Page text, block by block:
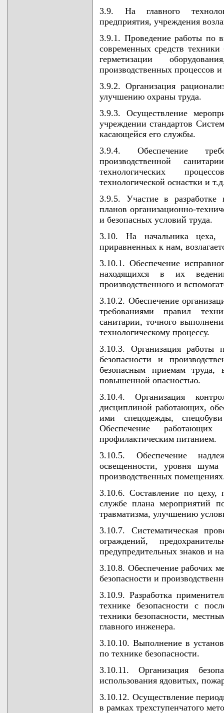
3.9. На главного
предприятия, учреждения
3.9.1. Проведение работы по
современных средств техники
герметизации
производственных процессов
3.9.2. Организация
улучшению охраны труда.
3.9.3. Осуществление
учреждении стандартов
касающейся его службы.
3.9.4. Обеспечение
производственной
технологических
технологической оснастки и
3.9.5. Участие в разработке
планов организационно-
и безопасных условий труда.
3.10. На начальника цеха,
приравненных к нам,
3.10.1. Обеспечение
находящихся в их
производственного и
3.10.2. Обеспечение
требованиями правил
санитарии, точного
технологическому процессу.
3.10.3. Организация работы
безопасности и
безопасным приемам труда,
повышенной опасностью.
3.10.4. Организация
дисциплиной работающих,
ими спецодежды,
Обеспечение
профилактическим питанием.
3.10.5. Обеспечение
освещенности, уровня
производственных
3.10.6. Составление по цеху,
службе плана мероприятий
травматизма, улучшению
3.10.7. Систематическая
ограждений,
предупредительных знаков и
3.10.8. Обеспечение рабочих
безопасности и
3.10.9. Разработка
технике безопасности с
техники безопасности,
главного инженера.
3.10.10. Выполнение в
по технике безопасности.
3.10.11. Организация
использования ядовитых,
3.10.12. Осуществление
в рамках трехступенчатого